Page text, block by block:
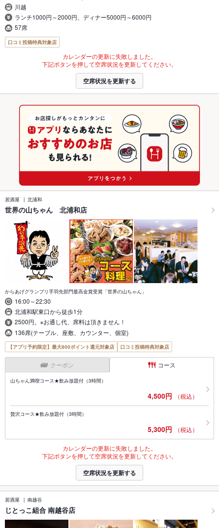
川越
ランチ1000円～2000円、ディナー5000円～6000円
57席
口コミ投稿特典対象店
カレンダーの更新に失敗しました。
下記ボタンを押して空席状況を更新してください。
空席状況を更新する
居酒屋 北浦和
世界の山ちゃん 北浦和店
からあげグランプリ手羽先部門最高金賞受賞「世界の山ちゃん」
16:00～22:30
北浦和駅東口から徒歩1分
2500円。※お通し代、席料は頂きません！
136席(テーブル、座敷、カウンター、個室)
【アプリ予約限定】最大800ポイント還元対象店 口コミ投稿特典対象店
クーポン コース
山ちゃん満喫コース★飲み放題付（3時間）
4,500円 （税込）
贅沢コース★飲み放題付（3時間）
5,300円 （税込）
カレンダーの更新に失敗しました。
下記ボタンを押して空席状況を更新してください。
空席状況を更新する
居酒屋 南越谷
じとっこ組合 南越谷店